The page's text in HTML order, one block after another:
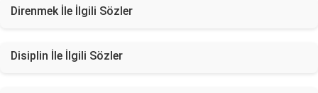
Direnmek İle İlgili Sözler
Disiplin İle İlgili Sözler